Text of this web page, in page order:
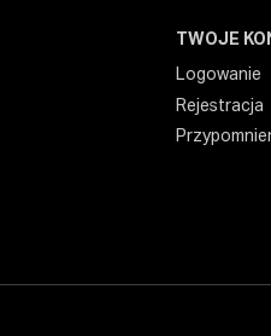
TWOJE
Logowanie
Rejestracja